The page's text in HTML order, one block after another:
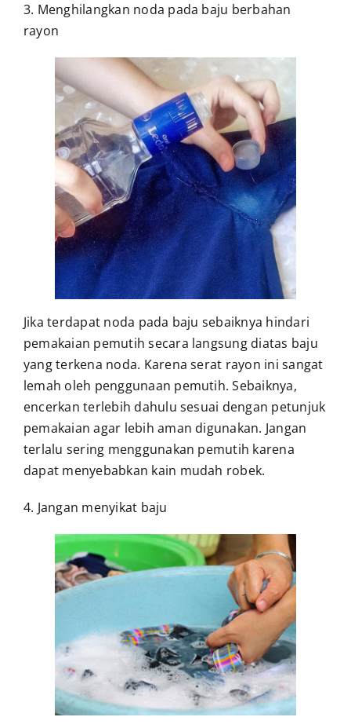
3. Menghilangkan noda pada baju berbahan
rayon
Jika terdapat noda pada baju sebaiknya hindari
pemakaian pemutih secara langsung diatas baju
yang terkena noda. Karena serat rayon ini sangat
lemah oleh penggunaan pemutih. Sebaiknya,
encerkan terlebih dahulu sesuai dengan petunjuk
pemakaian agar lebih aman digunakan. Jangan
terlalu sering menggunakan pemutih karena
dapat menyebabkan kain mudah robek.
4. Jangan menyikat baju